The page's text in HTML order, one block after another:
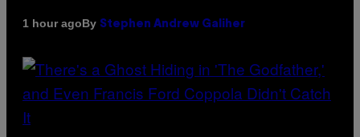
1 hour agoBy Stephen Andrew Galiher